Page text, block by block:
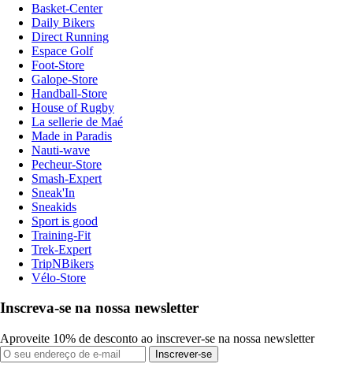
Basket-Center
Daily Bikers
Direct Running
Espace Golf
Foot-Store
Galope-Store
Handball-Store
House of Rugby
La sellerie de Maé
Made in Paradis
Nauti-wave
Pecheur-Store
Smash-Expert
Sneak'In
Sneakids
Sport is good
Training-Fit
Trek-Expert
TripNBikers
Vélo-Store
Inscreva-se na nossa newsletter
Aproveite 10% de desconto ao inscrever-se na nossa newsletter
Inscrever-se